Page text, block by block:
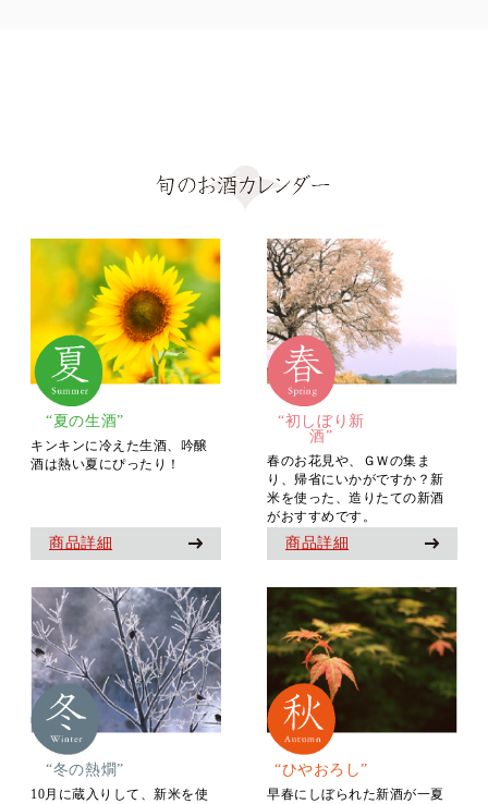
“初しぼり新
酒”
春のお花見や、ＧＷの集ま
り、帰省にいかがですか？新
米を使った、造りたての新酒
がおすすめです。
商品詳細
“夏の生酒”
キンキンに冷えた生酒、吟醸
酒は熱い夏にぴったり！
商品詳細
“ひやおろし”
早春にしぼられた新酒が一夏
“冬の熱燗”
10月に蔵入りして、新米を使